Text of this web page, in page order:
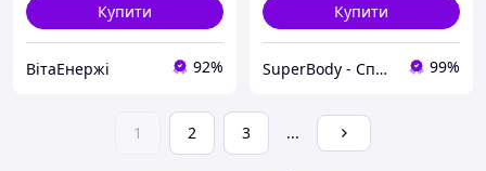
Купити
ВітаЕнержі 92%
Купити
SuperBody - Спортивне харчування та аксесуари для спортсменів і не тільки!!! 99%
1 2 3 ...